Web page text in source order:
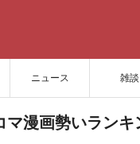
ニュース 雑談
マ漫画勢いランキ